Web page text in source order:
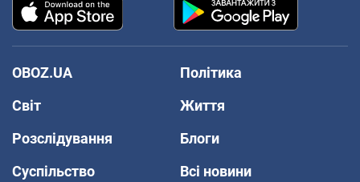
OBOZ.UA
Політика
Світ
Життя
Розслідування
Блоги
Суспільство
Всі новини